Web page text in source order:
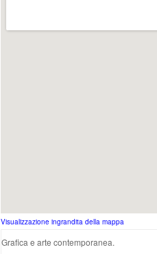
Visualizzazione ingrandita della mappa
Grafica e arte contemporanea.